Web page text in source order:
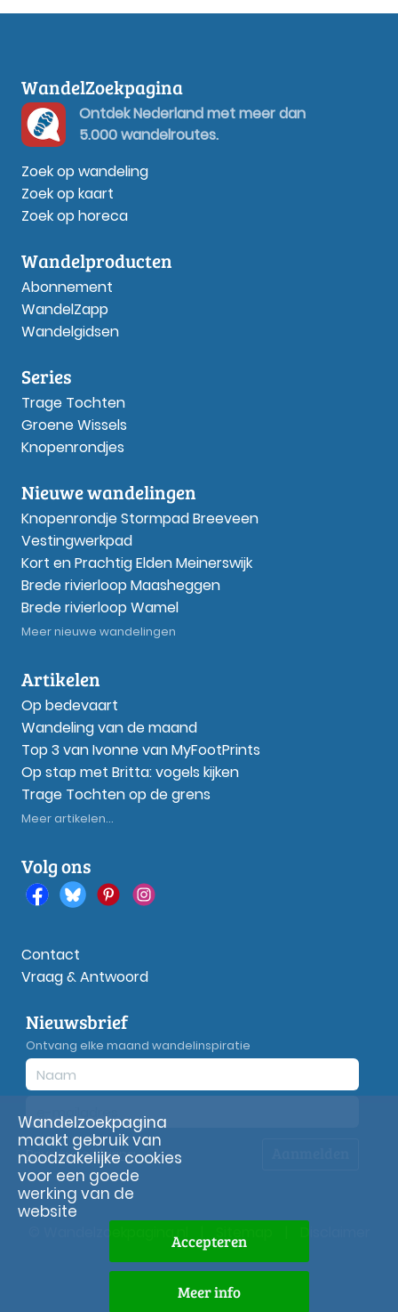
WandelZoekpagina
Ontdek Nederland met meer dan
5.000 wandelroutes.
Zoek op wandeling
Zoek op kaart
Zoek op horeca
Wandelproducten
Abonnement
WandelZapp
Wandelgidsen
Series
Trage Tochten
Groene Wissels
Knopenrondjes
Nieuwe wandelingen
Knopenrondje Stormpad Breeveen
Vestingwerkpad
Kort en Prachtig Elden Meinerswijk
Brede rivierloop Maasheggen
Brede rivierloop Wamel
Meer nieuwe wandelingen
Artikelen
Op bedevaart
Wandeling van de maand
Top 3 van Ivonne van MyFootPrints
Op stap met Britta: vogels kijken
Trage Tochten op de grens
Meer artikelen...
Volg ons
Contact
Vraag & Antwoord
Nieuwsbrief
Ontvang elke maand wandelinspiratie
Privacyverklaring
© Wandelzoekpagina.nl
Wandelzoekpagina
maakt gebruik van
noodzakelijke cookies
voor een goede
werking van de
website
Accepteren
Meer info